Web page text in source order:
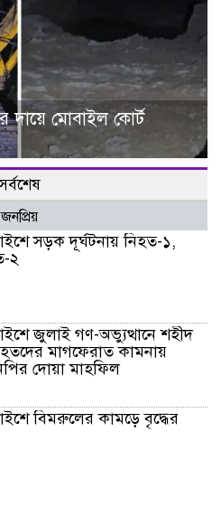
দায়ে মোবাইল কোর্ট
জনপ্রিয়
সড়ক দূর্ঘটনায় নিহত-১,
২
জুলাই গণ-অভ্যুত্থানে শহীদ
মাগফেরাত কামনায়
দোয়া মাহফিল
বিমরুলের কামড়ে বৃদ্ধের